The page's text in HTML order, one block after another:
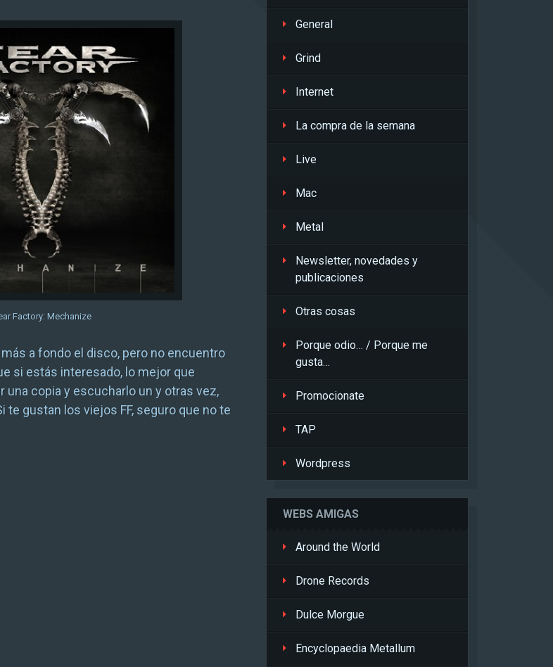
Factory: Mechanize
a fondo el disco, pero no encuentro
si estás interesado, lo mejor que
una copia y escucharlo un y otras vez,
te gustan los viejos FF, seguro que no te
General
Grind
Internet
La compra de la semana
Live
Mac
Metal
Newsletter, novedades y
publicaciones
Otras cosas
Porque odio… / Porque me
gusta…
Promocionate
TAP
Wordpress
WEBS AMIGAS
Around the World
Drone Records
Dulce Morgue
Encyclopaedia Metallum